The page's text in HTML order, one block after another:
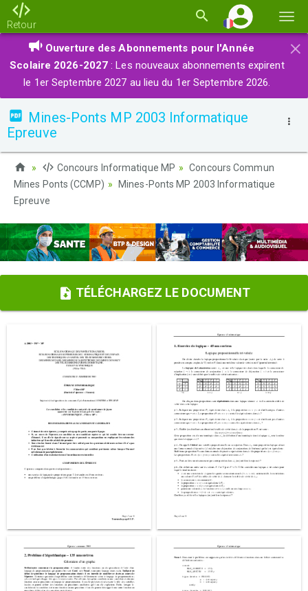
la
Retour
×
Ouverture des Abonnements pour l'Année
Scolaire 2026-2027 : Les nouveaux abonnements expirent
le 1er Septembre 2027 au lieu du 1er Septembre 2026.
Mines-Ponts MP 2003 Informatique
Epreuve
Concours Informatique MP
Concours Commun
Mines Ponts (CCMP)
Mines-Ponts MP 2003 Informatique
Epreuve
TÉLÉCHARGEZ LE DOCUMENT